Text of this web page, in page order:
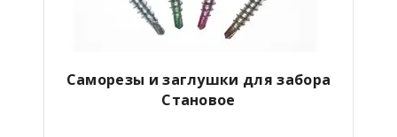
Саморезы и заглушки для забора
Становое